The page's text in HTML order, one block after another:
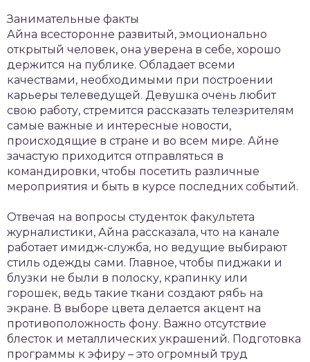
Занимательные факты
Айна всесторонне развитый, эмоционально
открытый человек, она уверена в себе, хорошо
держится на публике. Обладает всеми
качествами, необходимыми при построении
карьеры телеведущей. Девушка очень любит
свою работу, стремится рассказать телезрителям
самые важные и интересные новости,
происходящие в стране и во всем мире. Айне
зачастую приходится отправляться в
командировки, чтобы посетить различные
мероприятия и быть в курсе последних событий.
Отвечая на вопросы студенток факультета
журналистики, Айна рассказала, что на канале
работает имидж-служба, но ведущие выбирают
стиль одежды сами. Главное, чтобы пиджаки и
блузки не были в полоску, крапинку или
горошек, ведь такие ткани создают рябь на
экране. В выборе цвета делается акцент на
противоположность фону. Важно отсутствие
блесток и металлических украшений. Подготовка
программы к эфиру – это огромный труд